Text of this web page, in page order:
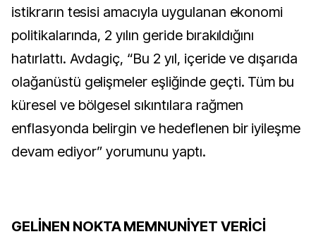
istikrarın tesisi amacıyla uygulanan ekonomi
politikalarında, 2 yılın geride bırakıldığını
hatırlattı. Avdagiç, “Bu 2 yıl, içeride ve dışarıda
olağanüstü gelişmeler eşliğinde geçti. Tüm bu
küresel ve bölgesel sıkıntılara rağmen
enflasyonda belirgin ve hedeflenen bir iyileşme
devam ediyor” yorumunu yaptı.
GELİNEN NOKTA MEMNUNİYET VERİCİ